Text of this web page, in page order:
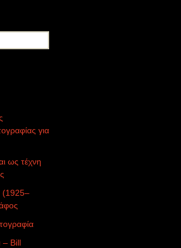
για
ως τέχνη
(1925–
– Bill